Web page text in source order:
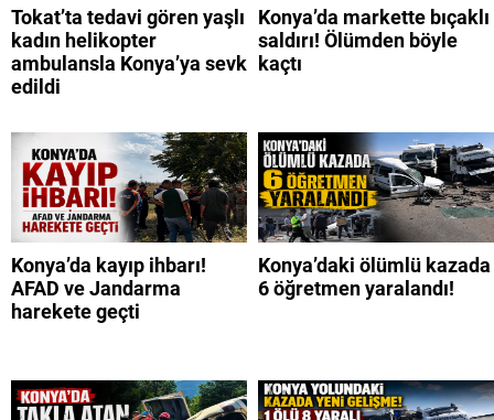
Tokat’ta tedavi gören yaşlı
kadın helikopter
ambulansla Konya’ya sevk
edildi
Konya’da markette bıçaklı
saldırı! Ölümden böyle
kaçtı
Konya’da kayıp ihbarı!
AFAD ve Jandarma
harekete geçti
Konya’daki ölümlü kazada
6 öğretmen yaralandı!